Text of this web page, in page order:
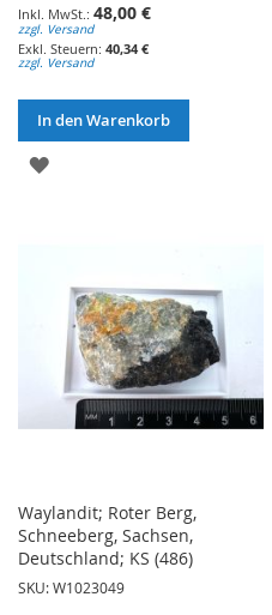
48,00 €
zzgl. Versand
40,34 €
zzgl. Versand
In den Warenkorb
ZUR
Waylandit; Roter Berg,
Schneeberg, Sachsen,
Deutschland; KS (486)
SKU: W1023049